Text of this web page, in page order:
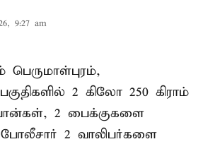
9:27 am
2 கிலோ 250 கிராம்
2 பைக்குகளை
2 வாலிபர்களை